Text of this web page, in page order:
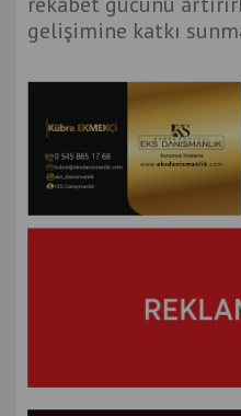
gelişimine katkı